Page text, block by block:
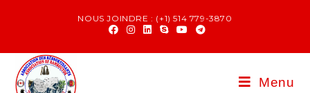
NOUS JOINDRE : (+1) 514 779-3870
Menu